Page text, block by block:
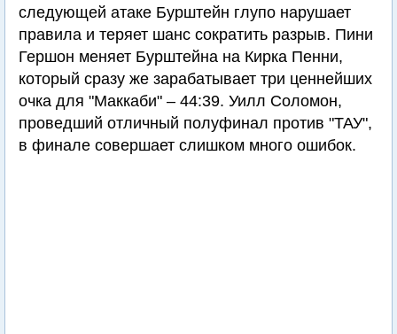
следующей атаке Бурштейн глупо нарушает
правила и теряет шанс сократить разрыв. Пини
Гершон меняет Бурштейна на Кирка Пенни,
который сразу же зарабатывает три ценнейших
очка для "Маккаби" – 44:39. Уилл Соломон,
проведший отличный полуфинал против "ТАУ",
в финале совершает слишком много ошибок.